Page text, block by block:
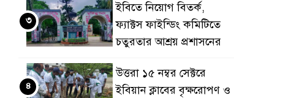
ইবিতে নিয়োগ বিতর্ক,
ফ্যাক্টস ফাইন্ডিং কমিটিতে
চতুরতার আশ্রয় প্রশাসনের
৩
উত্তরা ১৫ নম্বর সেক্টরে
ইবিয়ান ক্লাবের বৃক্ষরোপণ ও
৪